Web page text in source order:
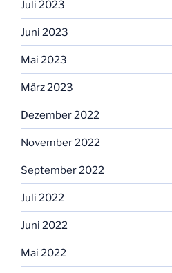
Juli 2023
Juni 2023
Mai 2023
März 2023
Dezember 2022
November 2022
September 2022
Juli 2022
Juni 2022
Mai 2022